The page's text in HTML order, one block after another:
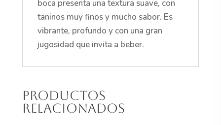
boca presenta una textura suave, con
taninos muy finos y mucho sabor. Es
vibrante, profundo y con una gran
jugosidad que invita a beber.
Productos
relacionados